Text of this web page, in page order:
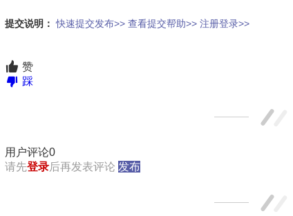
提交说明： 快速提交发布>> 查看提交帮助>> 注册登录>>
赞
踩
用户评论0
请先登录后再发表评论 发布